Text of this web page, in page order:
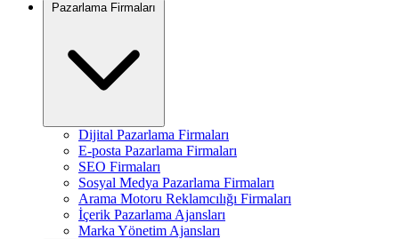
Pazarlama Firmaları
Dijital Pazarlama Firmaları
E-posta Pazarlama Firmaları
SEO Firmaları
Sosyal Medya Pazarlama Firmaları
Arama Motoru Reklamcılığı Firmaları
İçerik Pazarlama Ajansları
Marka Yönetim Ajansları